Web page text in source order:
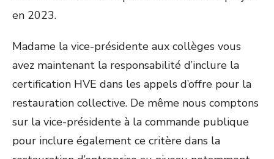
en 2023.
Madame la vice-présidente aux collèges vous
avez maintenant la responsabilité d’inclure la
certification HVE dans les appels d’offre pour la
restauration collective. De même nous comptons
sur la vice-présidente à la commande publique
pour inclure également ce critère dans la